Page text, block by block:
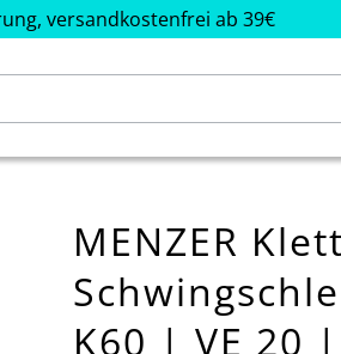
versandkostenfrei ab 39€
MENZER
K60 | VE 20